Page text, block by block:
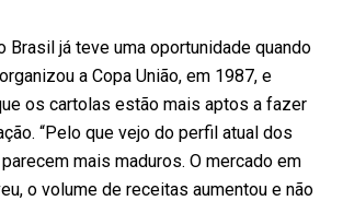
Brasil já teve uma oportunidade quando
a Copa União, em 1987, e
os cartolas estão mais aptos a fazer
“Pelo que vejo do perfil atual dos
mais maduros. O mercado em
o volume de receitas aumentou e não